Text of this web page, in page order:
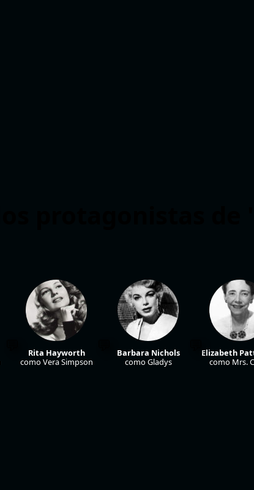
Rita Hayworth
como Vera Simpson
Barbara Nichols
como Gladys
Elizabeth
como Mrs.